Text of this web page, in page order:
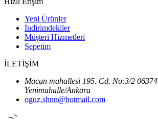
Yeni Ürünler
İndirimdekiler
Müşteri Hizmetleri
Sepetim
İLETİŞİM
Macun mahallesi 195. Cd. No:3/2 06374
Yenimahalle/Ankara
oguz.shnn@hotmail.com